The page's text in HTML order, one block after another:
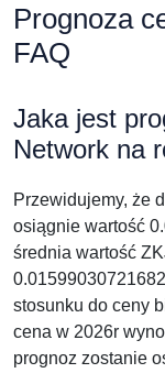
Prognoza
FAQ
Jaka jest
Network na
Przewidujemy, że
osiągnie wartość
średnia wartość
stosunku do ceny
cena w 2026r
prognoz zostanie